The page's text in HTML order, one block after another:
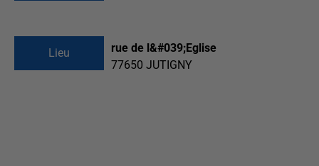
Lieu
rue de l&#039;Eglise
77650 JUTIGNY